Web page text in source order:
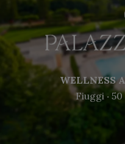
WELLNESS
Fiuggi ‧